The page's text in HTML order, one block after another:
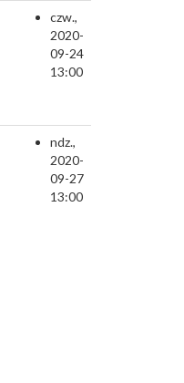
czw.,
2020-
09-24
13:00
ndz.,
2020-
09-27
13:00